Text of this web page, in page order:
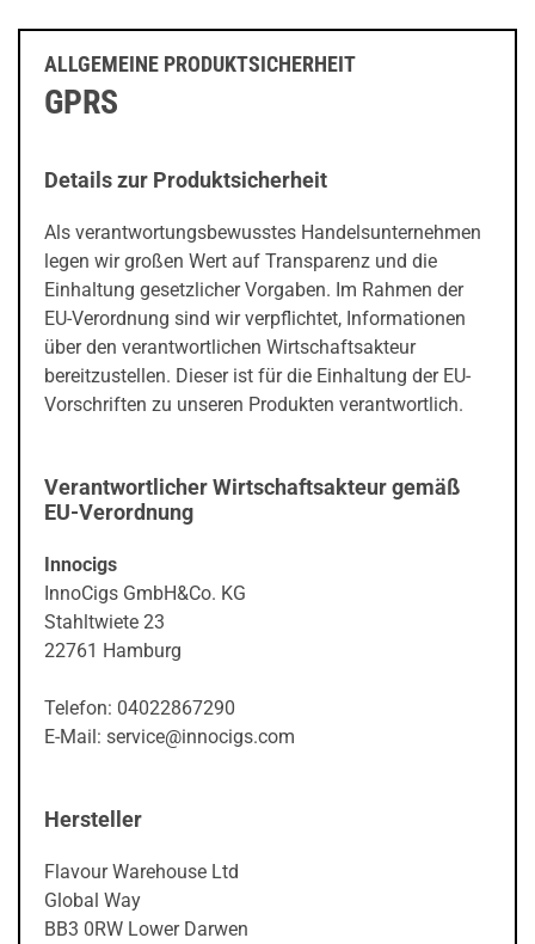
ALLGEMEINE PRODUKTSICHERHEIT
GPRS
Details zur Produktsicherheit
Als verantwortungsbewusstes Handelsunternehmen
legen wir großen Wert auf Transparenz und die
Einhaltung gesetzlicher Vorgaben. Im Rahmen der
EU-Verordnung sind wir verpflichtet, Informationen
über den verantwortlichen Wirtschaftsakteur
bereitzustellen. Dieser ist für die Einhaltung der EU-
Vorschriften zu unseren Produkten verantwortlich.
Verantwortlicher Wirtschaftsakteur gemäß
EU-Verordnung
Innocigs
InnoCigs GmbH&Co. KG
Stahltwiete 23
22761 Hamburg
Telefon: 04022867290
E-Mail: service@innocigs.com
Hersteller
Flavour Warehouse Ltd
Global Way
BB3 0RW Lower Darwen